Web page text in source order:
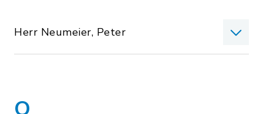
Herr Neumeier, Peter